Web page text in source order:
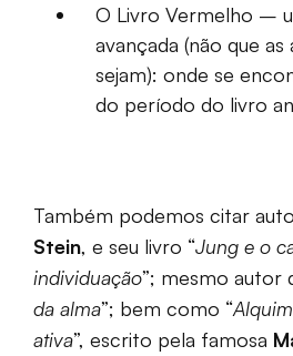
O Livro Vermelho –
avançada (não que
sejam): onde se
do período do livro
Também podemos citar
Stein, e seu livro “Jung e o
individuação”; mesmo autor
da alma”; bem como “
ativa”, escrito pela famosa